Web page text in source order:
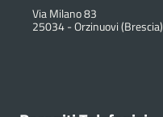
Via Milano 83
25034-Orzinuovi (Brescia)